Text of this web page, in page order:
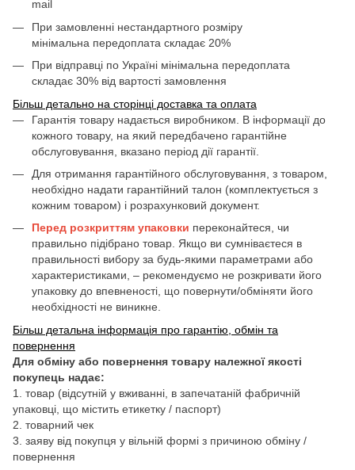
mail
При замовленні нестандартного розміру
мінімальна передоплата складає 20%
При відправці по Україні мінімальна передоплата
складає 30% від вартості замовлення
Більш детально на сторінці доставка та оплата
Гарантія товару надається виробником. В інформації до
кожного товару, на який передбачено гарантійне
обслуговування, вказано період дії гарантії.
Для отримання гарантійного обслуговування, з товаром,
необхідно надати гарантійний талон (комплектується з
кожним товаром) і розрахунковий документ.
Перед розкриттям упаковки переконайтеся, чи
правильно підібрано товар. Якщо ви сумніваєтеся в
правильності вибору за будь-якими параметрами або
характеристиками, – рекомендуємо не розкривати його
упаковку до впевненості, що повернути/обміняти його
необхідності не виникне.
Більш детальна інформація про гарантію, обмін та
повернення
Для обміну або повернення товару належної якості
покупець надає:
1. товар (відсутній у вживанні, в запечатаній фабричній
упаковці, що містить етикетку / паспорт)
2. товарний чек
3. заяву від покупця у вільній формі з причиною обміну /
повернення